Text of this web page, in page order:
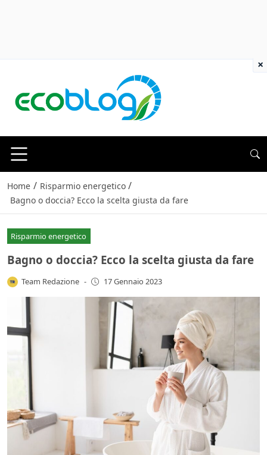
Home / Risparmio energetico /
Bagno o doccia? Ecco la scelta giusta da fare
Risparmio energetico
Bagno o doccia? Ecco la scelta giusta da fare
Team Redazione - 17 Gennaio 2023
×